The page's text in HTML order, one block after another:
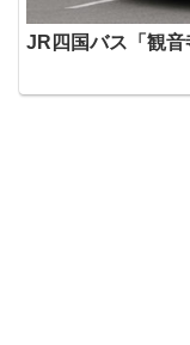
JR四国バス「観